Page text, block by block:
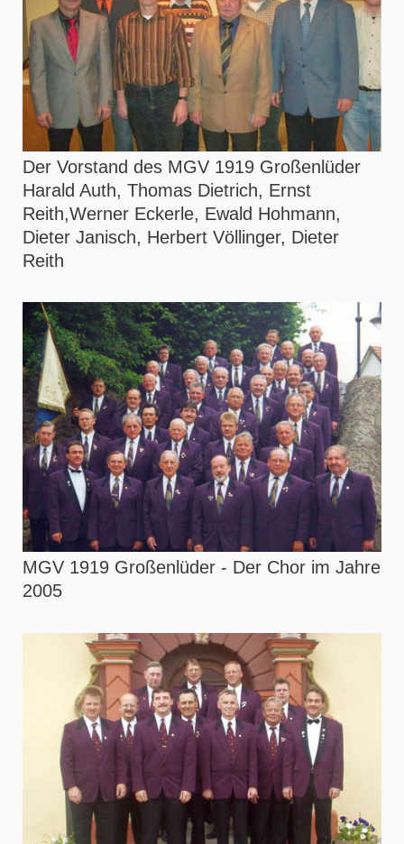
Der Vorstand des MGV 1919 Großenlüder
Harald Auth, Thomas Dietrich, Ernst
Reith,Werner Eckerle, Ewald Hohmann,
Dieter Janisch, Herbert Völlinger, Dieter
Reith
MGV 1919 Großenlüder - Der Chor im Jahre
2005